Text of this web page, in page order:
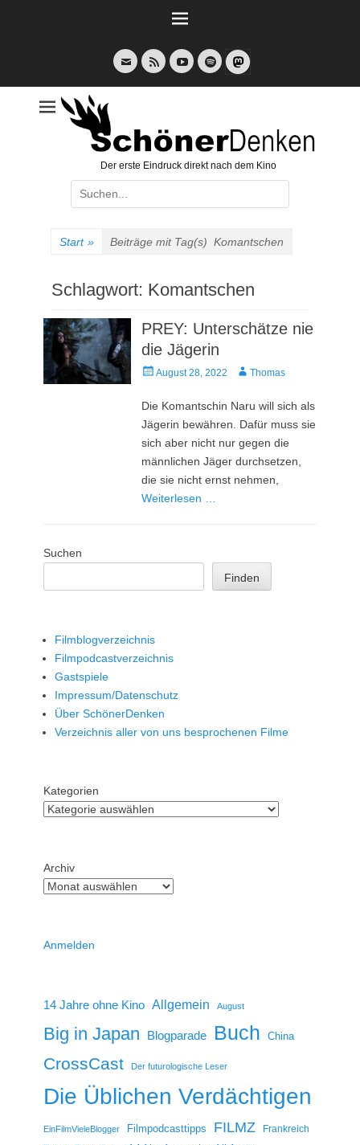
E-
Mail
Feed YouTubeSpotify
Der erste Eindruck direkt nach dem Kino
Suche
nach:
Start » Beiträge mit Tag(s) Komantschen
Schlagwort: Komantschen
PREY: Unterschätze nie
die Jägerin
Veröffentlicht
August 28, 2022 AutorThomas
Die Komantschin Naru will sich als
Jägerin bewähren. Dafür muss sie
sich aber nicht nur gegen die
männlichen Jäger durchsetzen,
die sie nicht ernst nehmen,
Weiterlesen …
Suchen
Finden
Filmblogverzeichnis
Filmpodcastverzeichnis
Gastspiele
Impressum/Datenschutz
Über SchönerDenken
Verzeichnis aller von uns besprochenen Filme
Kategorien
Archiv
Anmelden
14 Jahre ohne Kino Allgemein August
Big in Japan Blogparade Buch China
CrossCast Der futurologische Leser
Die Üblichen Verdächtigen
EinFilmVieleBlogger Filmpodcasttipps FILMZ
Frankreich